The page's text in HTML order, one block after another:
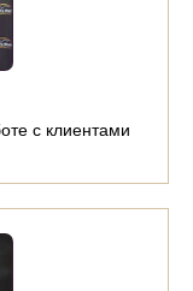
с клиентами